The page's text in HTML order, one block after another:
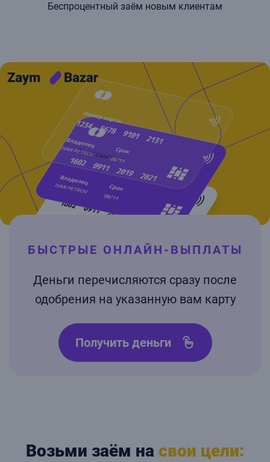
Беспроцентный заём новым клиентам
БЫСТРЫЕ ОНЛАЙН-ВЫПЛАТЫ
Деньги перечисляются сразу после
одобрения на указанную вам карту
Получить деньги
Возьми заём на свои цели: